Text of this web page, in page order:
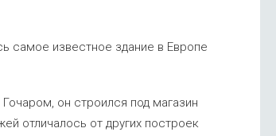
самое известное здание в Европе
он строился под магазин
отличалось от других построек